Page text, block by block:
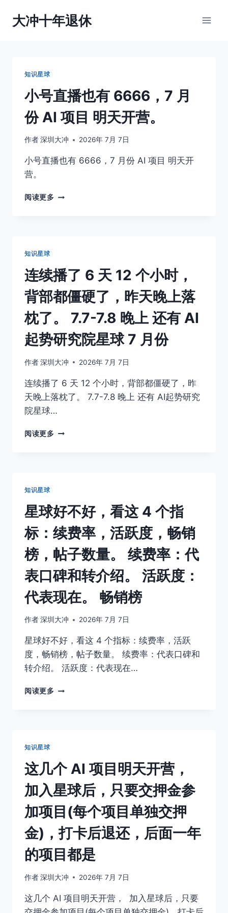
大冲十年退休
知识星球
小号直播也有 6666，7 月
份 AI 项目 明天开营。
作者深圳大冲 2026年 7月 7日
小号直播也有 6666，7 月份 AI 项目 明天开
营。
阅读更多 小
7
月
份
AI
目
明
天
营。
知识星球
连续播了 6 天 12 个小时，
背部都僵硬了，昨天晚上落
枕了。 7.7-7.8 晚上 还有 AI
起势研究院星球 7 月份
作者深圳大冲 2026年 7月 7日
连续播了 6 天 12 个小时，背部都僵硬了，昨
天晚上落枕了。 7.7-7.8 晚上 还有 AI起势研究
院星球…
阅读更多
个
小
时，
背
部
都
僵
硬
了，
昨
晚
落
枕
了。
7.8
势
研
究
院
星
球
月
份
知识星球
星球好不好，看这 4 个指
标：续费率，活跃度，畅销
榜，帖子数量。 续费率：代
表口碑和转介绍。 活跃度：
代表现在。 畅销榜
作者深圳大冲 2026年 7月 7日
星球好不好，看这 4 个指标：续费率，活跃
度，畅销榜，帖子数量。 续费率：代表口碑和
转介绍。 活跃度：代表现在…
阅读更多 星
4
个
指
标：
续
费
率，
活
跃
度，
销
帖
知识星球
这几个 AI 项目明天开营， ​ ​
加入星球后，只要交押金参
加项目(每个项目单独交押
金)，打卡后退还，后面一年
的项目都是
作者深圳大冲 2026年 7月 7日
这几个 AI 项目明天开营， ​ ​加入星球后，只要